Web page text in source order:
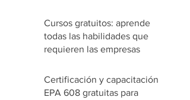
Cursos gratuitos: aprende
todas las habilidades que
requieren las empresas
Certificación y capacitación
EPA 608 gratuitas para